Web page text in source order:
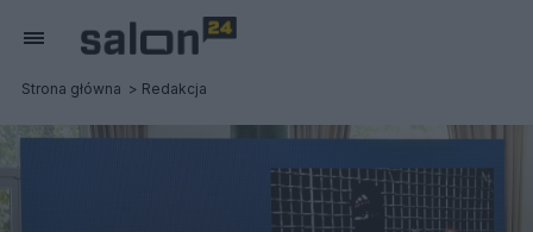
Strona główna Redakcja